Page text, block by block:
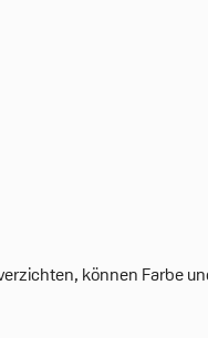
können Farbe